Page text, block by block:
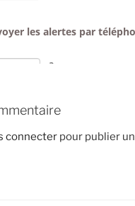
connecter pour publier un